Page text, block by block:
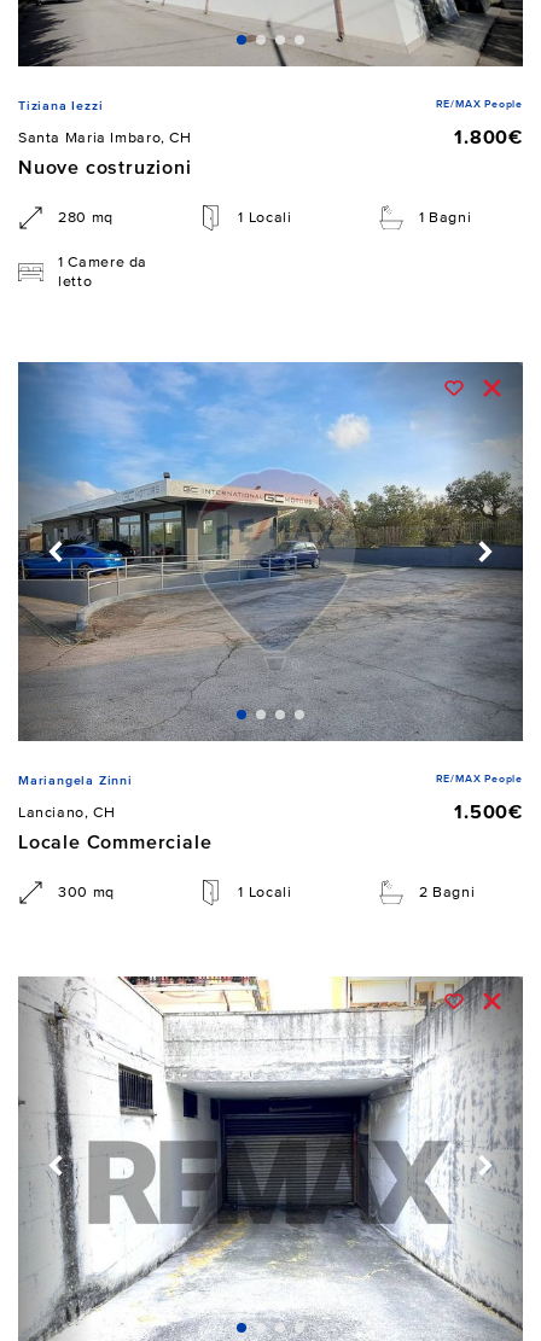
Tiziana Iezzi RE/MAX People
Santa Maria Imbaro, CH
1.800€
Nuove costruzioni
280 mq 1 Locali 1 Bagni
1 Camere da
letto
Mariangela Zinni RE/MAX People
Lanciano, CH
1.500€
Locale Commerciale
300 mq 1 Locali 2 Bagni